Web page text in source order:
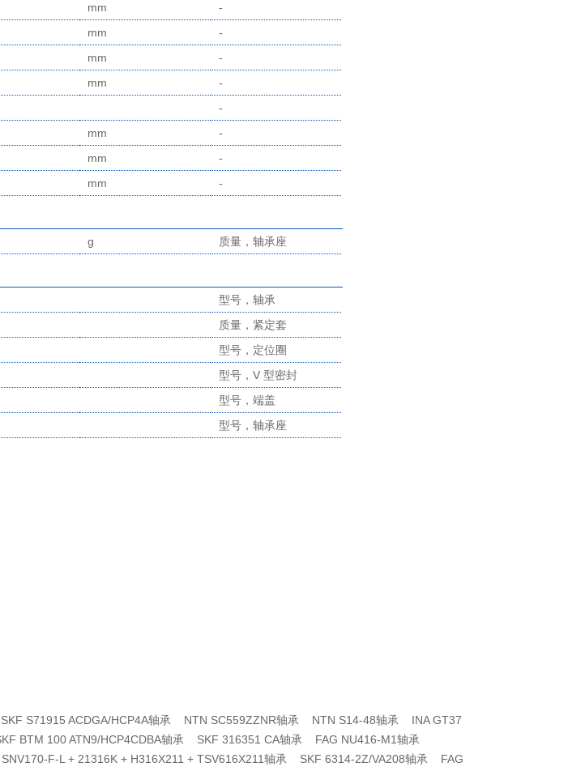
mm
-
mm
-
mm
-
mm
-
-
mm
-
mm
-
mm -
g 质量，轴承座
型号，轴承
质量，紧定套
型号，定位圈
型号，V 型密封
型号，端盖
型号，轴承座
S71915 ACDGA/HCP4A轴承 NTN SC559ZZNR轴承 NTN S14-48轴承 INA GT37
BTM 100 ATN9/HCP4CDBA轴承 SKF 316351 CA轴承 FAG NU416-M1轴承
F-L + 21316K + H316X211 + TSV616X211轴承 SKF 6314-2Z/VA208轴承 FAG